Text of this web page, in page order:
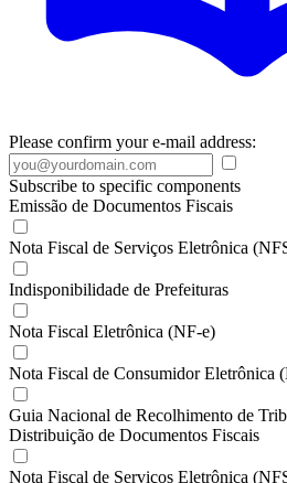
Please confirm your e-mail address:
Subscribe to specific components
Emissão de Documentos Fiscais
Nota Fiscal de Serviços Eletrônica
Indisponibilidade de Prefeituras
Nota Fiscal Eletrônica (NF-e)
Nota Fiscal de Consumidor Eletrônica
Guia Nacional de Recolhimento de
Distribuição de Documentos Fiscais
Nota Fiscal de Serviços Eletrônica